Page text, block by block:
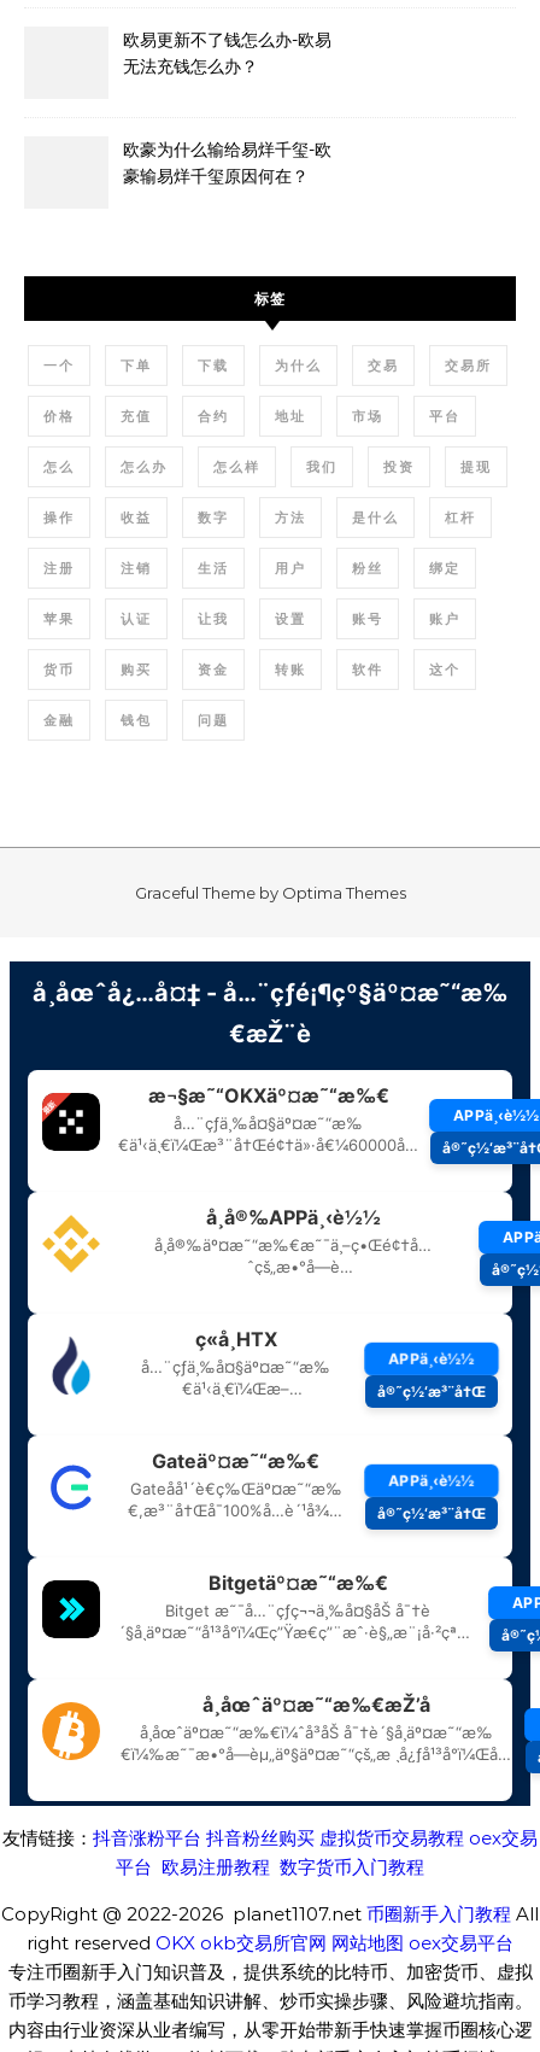
欧易更新不了钱怎么办-欧易
无法充钱怎么办？
欧豪为什么输给易烊千玺-欧
豪输易烊千玺原因何在？
标签
一个 下单 下载 为什么 交易 交易所
价格 充值 合约 地址 市场 平台
怎么 怎么办 怎么样 我们 投资 提现
操作 收益 数字 方法 是什么 杠杆
注册 注销 生活 用户 粉丝 绑定
苹果 认证 让我 设置 账号 账户
货币 购买 资金 转账 软件 这个
金融 钱包 问题
Graceful Theme by Optima Themes
友情链接： 抖音涨粉平台 抖音粉丝购买 虚拟货币交易教程 oex交易
平台 欧易注册教程 数字货币入门教程
CopyRight @ 2022-2026 planet1107.net 币圈新手入门教程 All
right reserved OKX okb交易所官网 网站地图 oex交易平台
专注币圈新手入门知识普及，提供系统的比特币、加密货币、虚拟
币学习教程，涵盖基础知识讲解、炒币实操步骤、风险避坑指南。
内容由行业资深从业者编写，从零开始带新手快速掌握币圈核心逻